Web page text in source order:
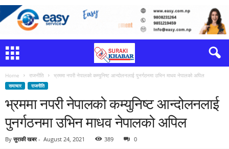
Home राजनीति भ्रममा नपरी नेपालको कम्युनिष्ट आन्दोलनलाई पुनर्गठनमा उभिन माधव नेपालको अपिल
समाचार राजनीति
भ्रममा नपरी नेपालको कम्युनिष्ट आन्दोलनलाई
पुनर्गठनमा उभिन माधव नेपालको अपिल
By सुराकी खबर- August 24, 2021 389 0